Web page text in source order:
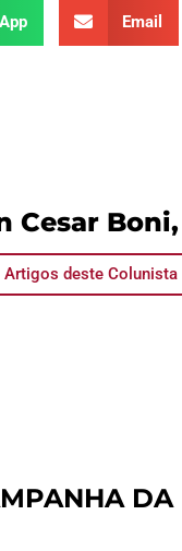
Email
Cesar
deste Colunista